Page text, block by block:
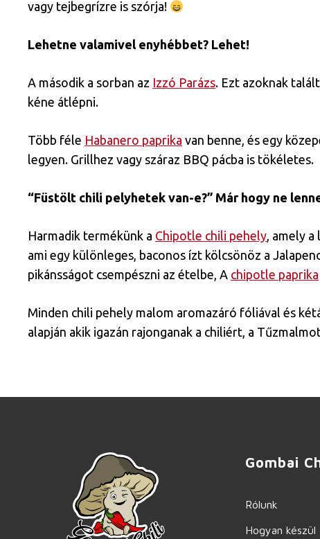
vagy tejbegrízre is szórja!
Lehetne valamivel enyhébbet? Lehet!
A második a sorban az Izzó Parázs. Ezt azoknak
kéne átlépni.
Több féle Habanero paprika van benne, és egy
legyen. Grillhez vagy száraz BBQ pácba is tökéletes.
“Füstölt chili pelyhetek van-e?” Már hogy ne
Harmadik termékünk a Chipotle chili pehely, amely a
ami egy különleges, baconos ízt kölcsönöz a
pikánsságot csempészni az ételbe, A chipotle paprika
Minden chili pehely malom aromazáró fóliával és
alapján akik igazán rajonganak a chiliért, a
Gombai
Rólunk
Hogyan készül